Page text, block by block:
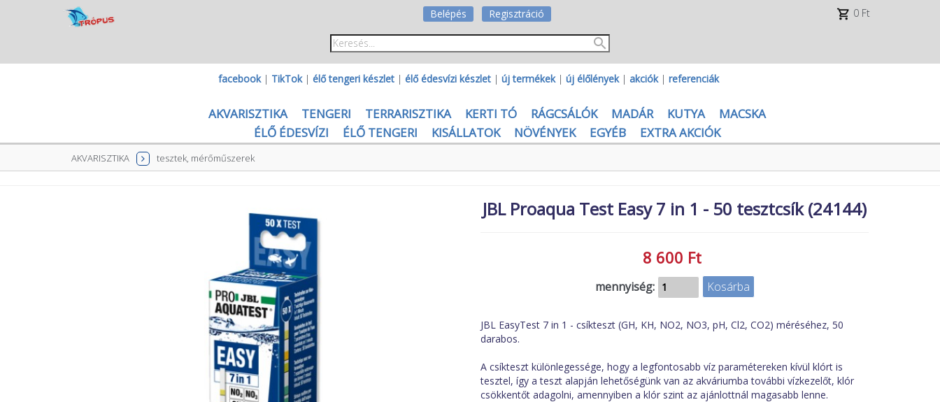
Belépés Regisztráció 0 Ft
facebook| TikTok| élő tengeri készlet | élő édesvízi készlet | új termékek| új élőlények| akciók| referenciák
AKVARISZTIKA TENGERI TERRARISZTIKA KERTI TÓ RÁGCSÁLÓK MADÁR KUTYA
MACSKA
ÉLŐ ÉDESVÍZI
ÉLŐ TENGERI KISÁLLATOK NÖVÉNYEK EGYÉB EXTRA AKCIÓK
AKVARISZTIKA tesztek, mérőműszerek
JBL Proaqua Test Easy 7 in 1 - 50 tesztcsík (24144)
8 600 Ft
mennyiség:
JBL EasyTest 7 in 1 - csíkteszt (GH, KH, NO2, NO3, pH, Cl2, CO2) méréséhez, 50
darabos.
A csíkteszt különlegessége, hogy a legfontosabb víz paramétereken kívül klórt is
tesztel, így a teszt alapján lehetőségünk van az akváriumba további vízkezelőt, klór
csökkentőt adagolni, amennyiben a klór szint az ajánlottnál magasabb lenne.